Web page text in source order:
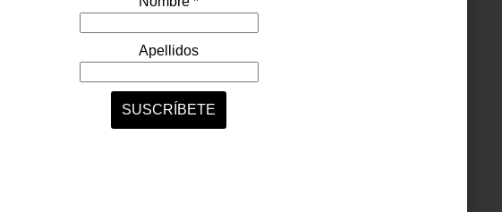
arte y cultura
september 27 2024
CAPÍTULO VI:
El centro cultural Lago/Algo acaba de inaugurar